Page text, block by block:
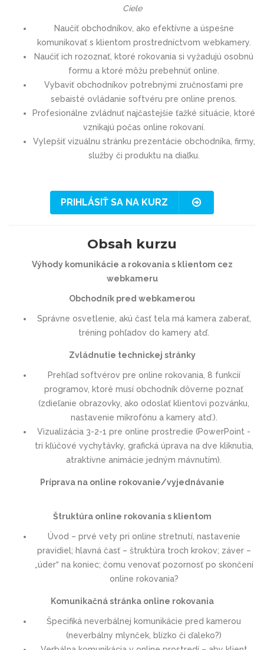
Ciele
Naučiť obchodníkov, ako efektívne a úspešne
komunikovať s klientom prostredníctvom webkamery.
Naučiť ich rozoznať, ktoré rokovania si vyžadujú osobnú
formu a ktoré môžu prebehnúť online.
Vybaviť obchodníkov potrebnými zručnosťami pre
sebaisté ovládanie softvéru pre online prenos.
Profesionálne zvládnuť najčastejšie ťažké situácie, ktoré
vznikajú počas online rokovaní.
Vylepšiť vizuálnu stránku prezentácie obchodníka, firmy,
služby či produktu na diaľku.
PRIHLÁSIŤ SA NA KURZ
Obsah kurzu
Výhody komunikácie a rokovania s klientom cez
webkameru
Obchodník pred webkamerou
Správne osvetlenie, akú časť tela má kamera zaberať,
tréning pohľadov do kamery atď.
Zvládnutie technickej stránky
Prehľad softvérov pre online rokovania, 8 funkcií
programov, ktoré musí obchodník dôverne poznať
(zdieľanie obrazovky, ako odoslať klientovi pozvánku,
nastavenie mikrofónu a kamery atď.).
Vizualizácia 3-2-1 pre online prostredie (PowerPoint -
tri kľúčové vychytávky, grafická úprava na dve kliknutia,
atraktívne animácie jedným mávnutím).
Príprava na online rokovanie/vyjednávanie
Štruktúra online rokovania s klientom
Úvod – prvé vety pri online stretnutí, nastavenie
pravidiel; hlavná časť – štruktúra troch krokov; záver –
„úder“ na koniec; čomu venovať pozornosť po skončení
online rokovania?
Komunikačná stránka online rokovania
Špecifiká neverbálnej komunikácie pred kamerou
(neverbálny mlynček, blízko či ďaleko?)